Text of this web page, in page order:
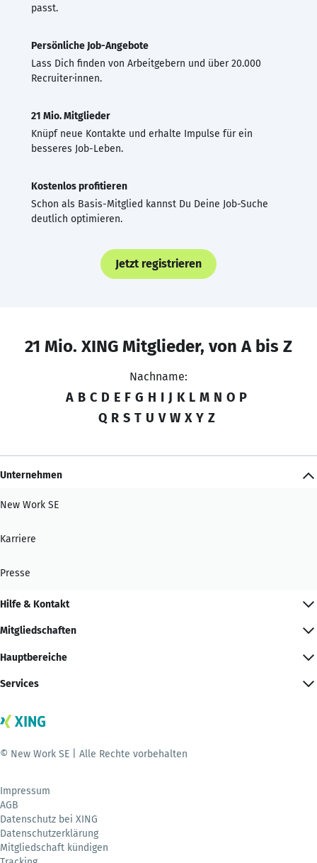
passt.
Persönliche Job-Angebote
Lass Dich finden von Arbeitgebern und über 20.000
Recruiter·innen.
21 Mio. Mitglieder
Knüpf neue Kontakte und erhalte Impulse für ein
besseres Job-Leben.
Kostenlos profitieren
Schon als Basis-Mitglied kannst Du Deine Job-Suche
deutlich optimieren.
Jetzt registrieren
21 Mio. XING Mitglieder, von A bis Z
Nachname:
A B C D E F G H I J K L M N O P
Q R S T U V W X Y Z
Unternehmen
New Work SE
Karriere
Presse
Hilfe & Kontakt
Mitgliedschaften
Hauptbereiche
Services
© New Work SE | Alle Rechte vorbehalten
Impressum
AGB
Datenschutz bei XING
Datenschutzerklärung
Mitgliedschaft kündigen